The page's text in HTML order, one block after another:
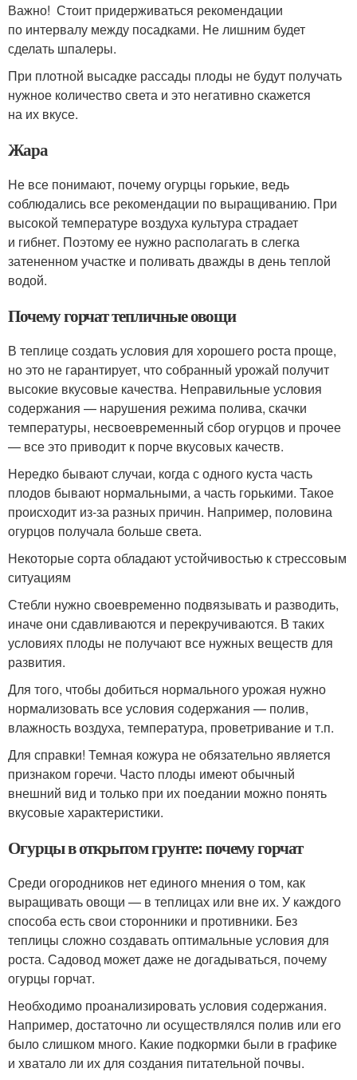
Важно! Стоит придерживаться рекомендации
по интервалу между посадками. Не лишним будет
сделать шпалеры.
При плотной высадке рассады плоды не будут получать
нужное количество света и это негативно скажется
на их вкусе.
Жара
Не все понимают, почему огурцы горькие, ведь
соблюдались все рекомендации по выращиванию. При
высокой температуре воздуха культура страдает
и гибнет. Поэтому ее нужно располагать в слегка
затененном участке и поливать дважды в день теплой
водой.
Почему горчат тепличные овощи
В теплице создать условия для хорошего роста проще,
но это не гарантирует, что собранный урожай получит
высокие вкусовые качества. Неправильные условия
содержания — нарушения режима полива, скачки
температуры, несвоевременный сбор огурцов и прочее
— все это приводит к порче вкусовых качеств.
Нередко бывают случаи, когда с одного куста часть
плодов бывают нормальными, а часть горькими. Такое
происходит из-за разных причин. Например, половина
огурцов получала больше света.
Некоторые сорта обладают устойчивостью к стрессовым
ситуациям
Стебли нужно своевременно подвязывать и разводить,
иначе они сдавливаются и перекручиваются. В таких
условиях плоды не получают все нужных веществ для
развития.
Для того, чтобы добиться нормального урожая нужно
нормализовать все условия содержания — полив,
влажность воздуха, температура, проветривание и т.п.
Для справки! Темная кожура не обязательно является
признаком горечи. Часто плоды имеют обычный
внешний вид и только при их поедании можно понять
вкусовые характеристики.
Огурцы в открытом грунте: почему горчат
Среди огородников нет единого мнения о том, как
выращивать овощи — в теплицах или вне их. У каждого
способа есть свои сторонники и противники. Без
теплицы сложно создавать оптимальные условия для
роста. Садовод может даже не догадываться, почему
огурцы горчат.
Необходимо проанализировать условия содержания.
Например, достаточно ли осуществлялся полив или его
было слишком много. Какие подкормки были в графике
и хватало ли их для создания питательной почвы.